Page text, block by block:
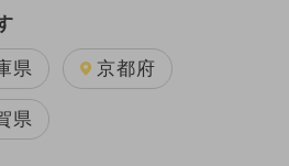
県 京都府
県